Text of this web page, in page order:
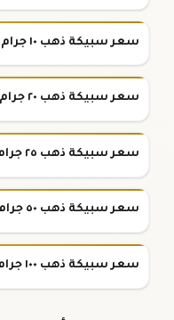
سعر سبيكة ذهب ١٠ جرام عيار ٢٤
سعر سبيكة ذهب ٢٠ جرام عيار ٢٤
سعر سبيكة ذهب ٢٥ جرام عيار ٢٤
سعر سبيكة ذهب ٥٠ جرام عيار ٢٤
سعر سبيكة ذهب ١٠٠ جرام عيار ٢٤